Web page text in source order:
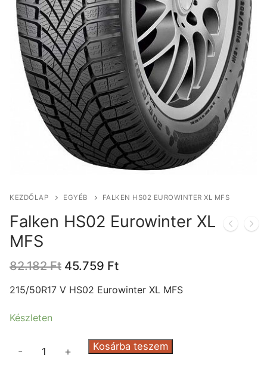
KEZDŐLAP EGYÉB FALKEN HS02 EUROWINTER XL MFS
Falken HS02 Eurowinter XL
MFS
82.182Ft Original
was:
45.759 FtCurrent
is:
215/50R17 V HS02 Eurowinter XL MFS
Készleten
- + Kosárba teszem